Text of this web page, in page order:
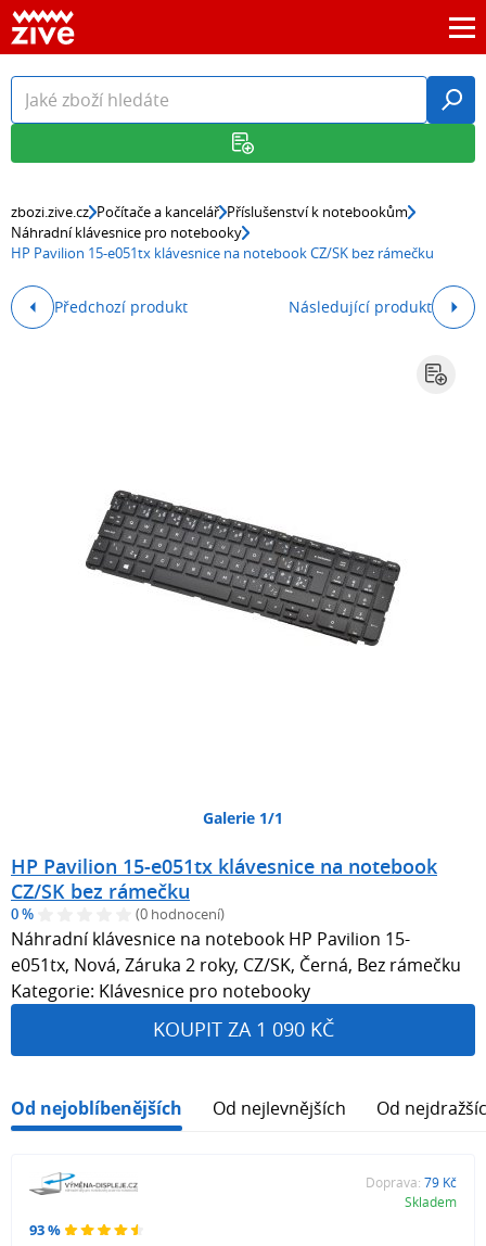
zbozi.zive.cz Počítače a kancelář Příslušenství k notebookům
Náhradní klávesnice pro notebooky
HP Pavilion 15-e051tx klávesnice na notebook CZ/SK bez rámečku
Předchozí produkt Následující produkt
Galerie 1/1
HP Pavilion 15-e051tx klávesnice na notebook
CZ/SK bez rámečku
0 % (0 hodnocení)
Náhradní klávesnice na notebook HP Pavilion 15-
e051tx, Nová, Záruka 2 roky, CZ/SK, Černá, Bez rámečku
Kategorie: Klávesnice pro notebooky
KOUPIT ZA 1 090 KČ
Od nejoblíbenějších Od nejlevnějších Od
93 %
Doprava: 79 Kč
Skladem